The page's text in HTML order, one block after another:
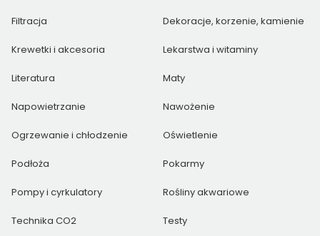
Filtracja Dekoracje, korzenie, kamienie
Krewetki i akcesoria Lekarstwa i witaminy
Literatura Maty
Napowietrzanie Nawożenie
Ogrzewanie i chłodzenie Oświetlenie
Podłoża Pokarmy
Pompy i cyrkulatory Rośliny akwariowe
Technika CO2 Testy